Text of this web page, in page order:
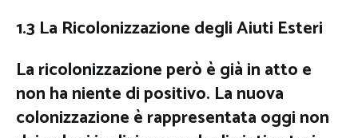
1.3 La Ricolonizzazione degli Aiuti Esteri
La ricolonizzazione però è già in atto e
non ha niente di positivo. La nuova
colonizzazione è rappresentata oggi non